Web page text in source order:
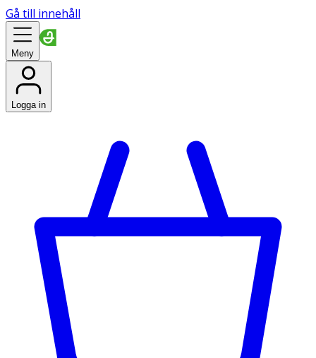
Gå till innehåll
Meny
Logga in